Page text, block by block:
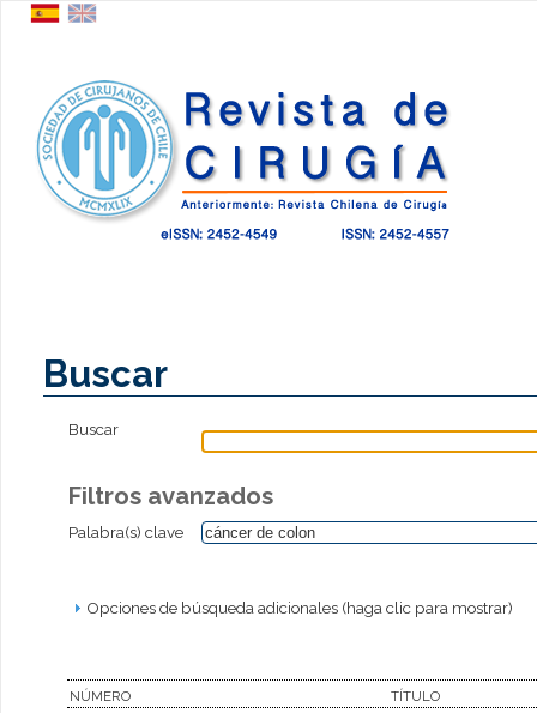
Buscar
Buscar
Filtros avanzados
Palabra(s) clave
Opciones de búsqueda adicionales (haga clic para mostrar)
NÚMERO TÍTULO